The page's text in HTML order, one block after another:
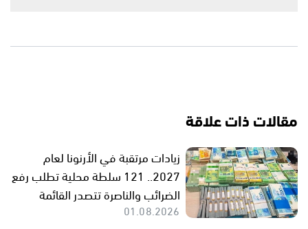
مقالات ذات علاقة
زيادات مرتقبة في الأرنونا لعام
2027.. 121 سلطة محلية تطلب رفع
الضرائب والناصرة تتصدر القائمة
01.08.2026